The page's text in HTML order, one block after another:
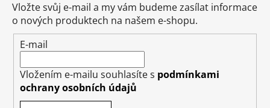
Vložte svůj e-mail a my vám budeme zasílat informace
o nových produktech na našem e-shopu.
E-mail
Vložením e-mailu souhlasíte s podmínkami
ochrany osobních údajů